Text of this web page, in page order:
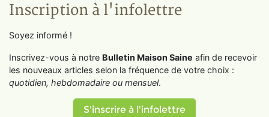
Inscription à l'infolettre
Soyez informé !
Inscrivez-vous à notre Bulletin Maison Saine afin de recevoir
les nouveaux articles selon la fréquence de votre choix :
quotidien, hebdomadaire ou mensuel.
S'inscrire à l'infolettre